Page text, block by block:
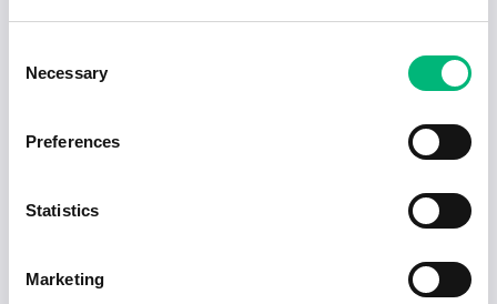
Selection
Necessary
Preferences
Statistics
Marketing
GNESTA WALDORFSKOLEFÖRENING
Dagbarnvårdare i Gnesta
Vikarier till Frejaskolans högstadium